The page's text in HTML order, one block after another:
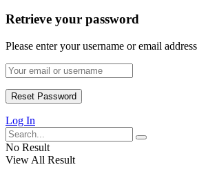
Retrieve your password
Please enter your username or email
Log In
No Result
View All Result